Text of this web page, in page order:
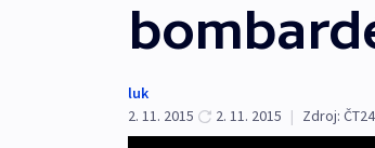
luk
2. 11. 2015
2. 11. 2015 | Zdroj: ČT24